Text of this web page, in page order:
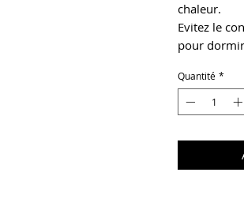
chaleur.
Evitez le
pour
Quantité *